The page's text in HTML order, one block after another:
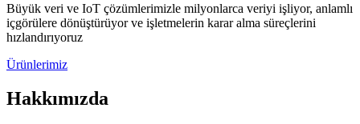
Büyük veri ve IoT çözümlerimizle milyonlarca veriyi işliyor, anlamlı
içgörülere dönüştürüyor ve işletmelerin karar alma süreçlerini
hızlandırıyoruz
Ürünlerimiz
Hakkımızda